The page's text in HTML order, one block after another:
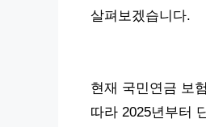
살펴보겠습니다.
현재 국민연금 보
따라 2025년부터